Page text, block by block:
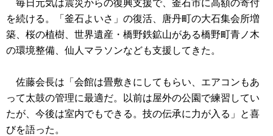
毎日元気は震災からの復興支援で、釜石市に高額の寄付
を続ける。「釜石よいさ」の復活、唐丹町の大石集会所増
築、桜の植樹、世界遺産・橋野鉄鉱山がある橋野町青ノ木
の環境整備、仙人マラソンなども支援してきた。
佐藤会長は「会館は畳敷きにしてもらい、エアコンもあ
って太鼓の管理に最適だ。以前は屋外の公園で練習してい
たが、今後は室内でもできる。技の伝承に力が入る」と喜
びを語った。